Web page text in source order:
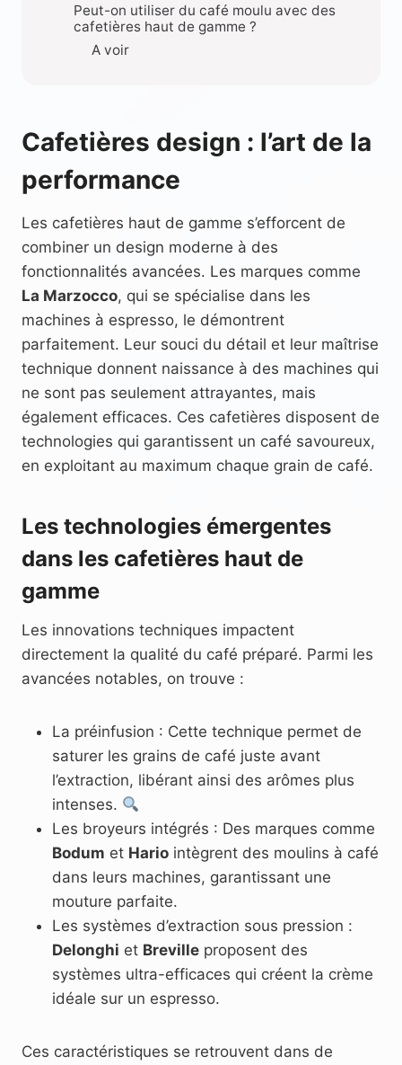
Peut-on utiliser du café moulu avec des
cafetières haut de gamme ?
A voir
Cafetières design : l’art de la
performance
Les cafetières haut de gamme s’efforcent de
combiner un design moderne à des
fonctionnalités avancées. Les marques comme
La Marzocco, qui se spécialise dans les
machines à espresso, le démontrent
parfaitement. Leur souci du détail et leur maîtrise
technique donnent naissance à des machines qui
ne sont pas seulement attrayantes, mais
également efficaces. Ces cafetières disposent de
technologies qui garantissent un café savoureux,
en exploitant au maximum chaque grain de café.
Les technologies émergentes
dans les cafetières haut de
gamme
Les innovations techniques impactent
directement la qualité du café préparé. Parmi les
avancées notables, on trouve :
La préinfusion : Cette technique permet de
saturer les grains de café juste avant
l’extraction, libérant ainsi des arômes plus
intenses.
Les broyeurs intégrés : Des marques comme
Bodum et Hario intègrent des moulins à café
dans leurs machines, garantissant une
mouture parfaite.
Les systèmes d’extraction sous pression :
Delonghi et Breville proposent des
systèmes ultra-efficaces qui créent la crème
idéale sur un espresso.
Ces caractéristiques se retrouvent dans de